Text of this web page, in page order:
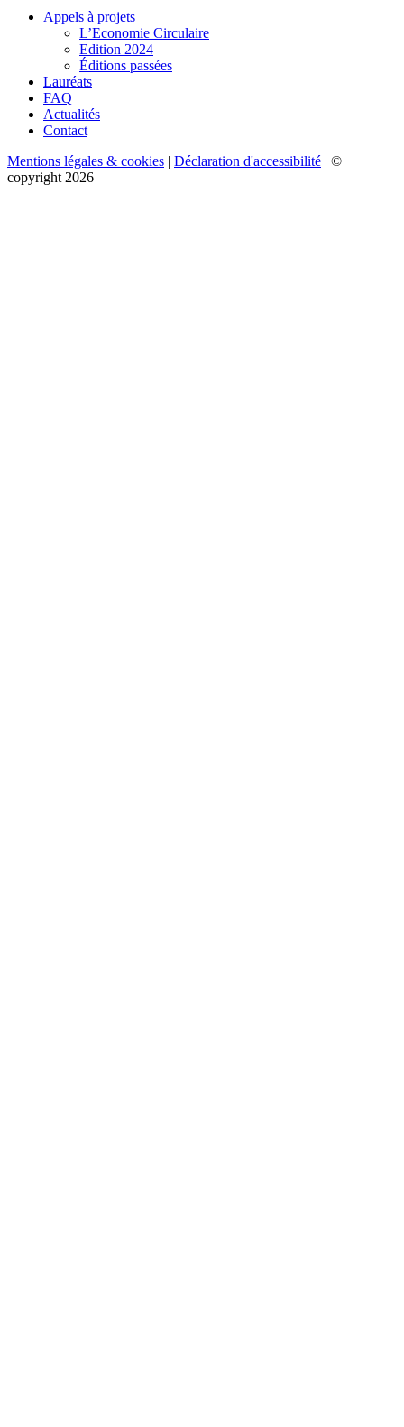
Appels à projets
L’Economie Circulaire
Edition 2024
Éditions passées
Lauréats
FAQ
Actualités
Contact
Mentions légales & cookies | Déclaration d'accessibilité | ©
copyright 2026